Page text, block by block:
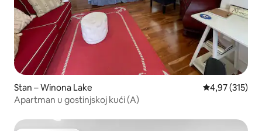
Stan – Winona Lake Prosječna
4,97 (315)
Apartman u gostinjskoj kući (A)